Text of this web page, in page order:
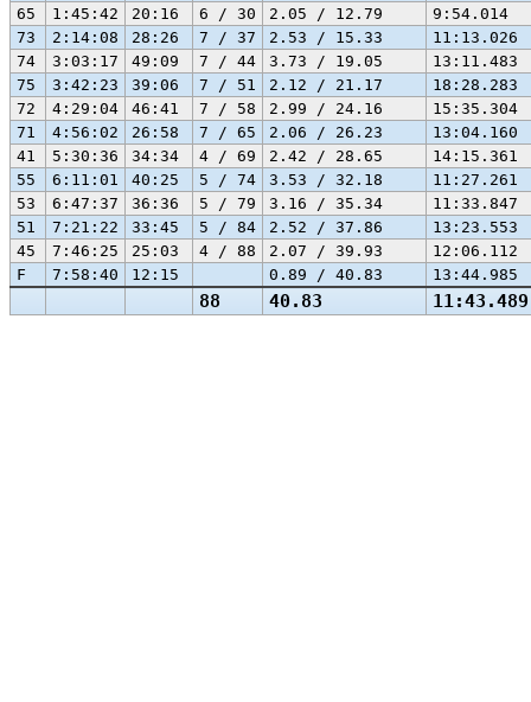
88 40.83 11:43.489
65 1:45:42 20:16 6 / 30 2.05 / 12.79
9:54.014
73
2:14:08 28:26 7 / 37 2.53 / 15.33
11:13.026
74
3:03:17 49:09 7 / 44 3.73 / 19.05
13:11.483
75
3:42:23 39:06 7 / 51 2.12 / 21.17
18:28.283
72
4:29:04 46:41 7 / 58 2.99 / 24.16
15:35.304
71
4:56:02 26:58 7 / 65 2.06 / 26.23
13:04.160
41
5:30:36 34:34 4 / 69 2.42 / 28.65
14:15.361
55
6:11:01 40:25 5 / 74 3.53 / 32.18
11:27.261
53
6:47:37 36:36 5 / 79 3.16 / 35.34
11:33.847
51
7:21:22 33:45 5 / 84 2.52 / 37.86
13:23.553
45
7:46:25 25:03 4 / 88 2.07 / 39.93
12:06.112
F
7:58:40 12:15 0.89 / 40.83 13:44.985